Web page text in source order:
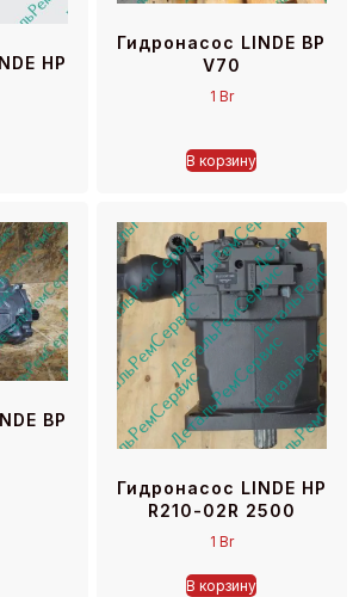
HP
Гидронасос LINDE BP
V70
1 Br
В корзину
BP
Гидронасос LINDE HP
R210-02R 2500
1 Br
В корзину